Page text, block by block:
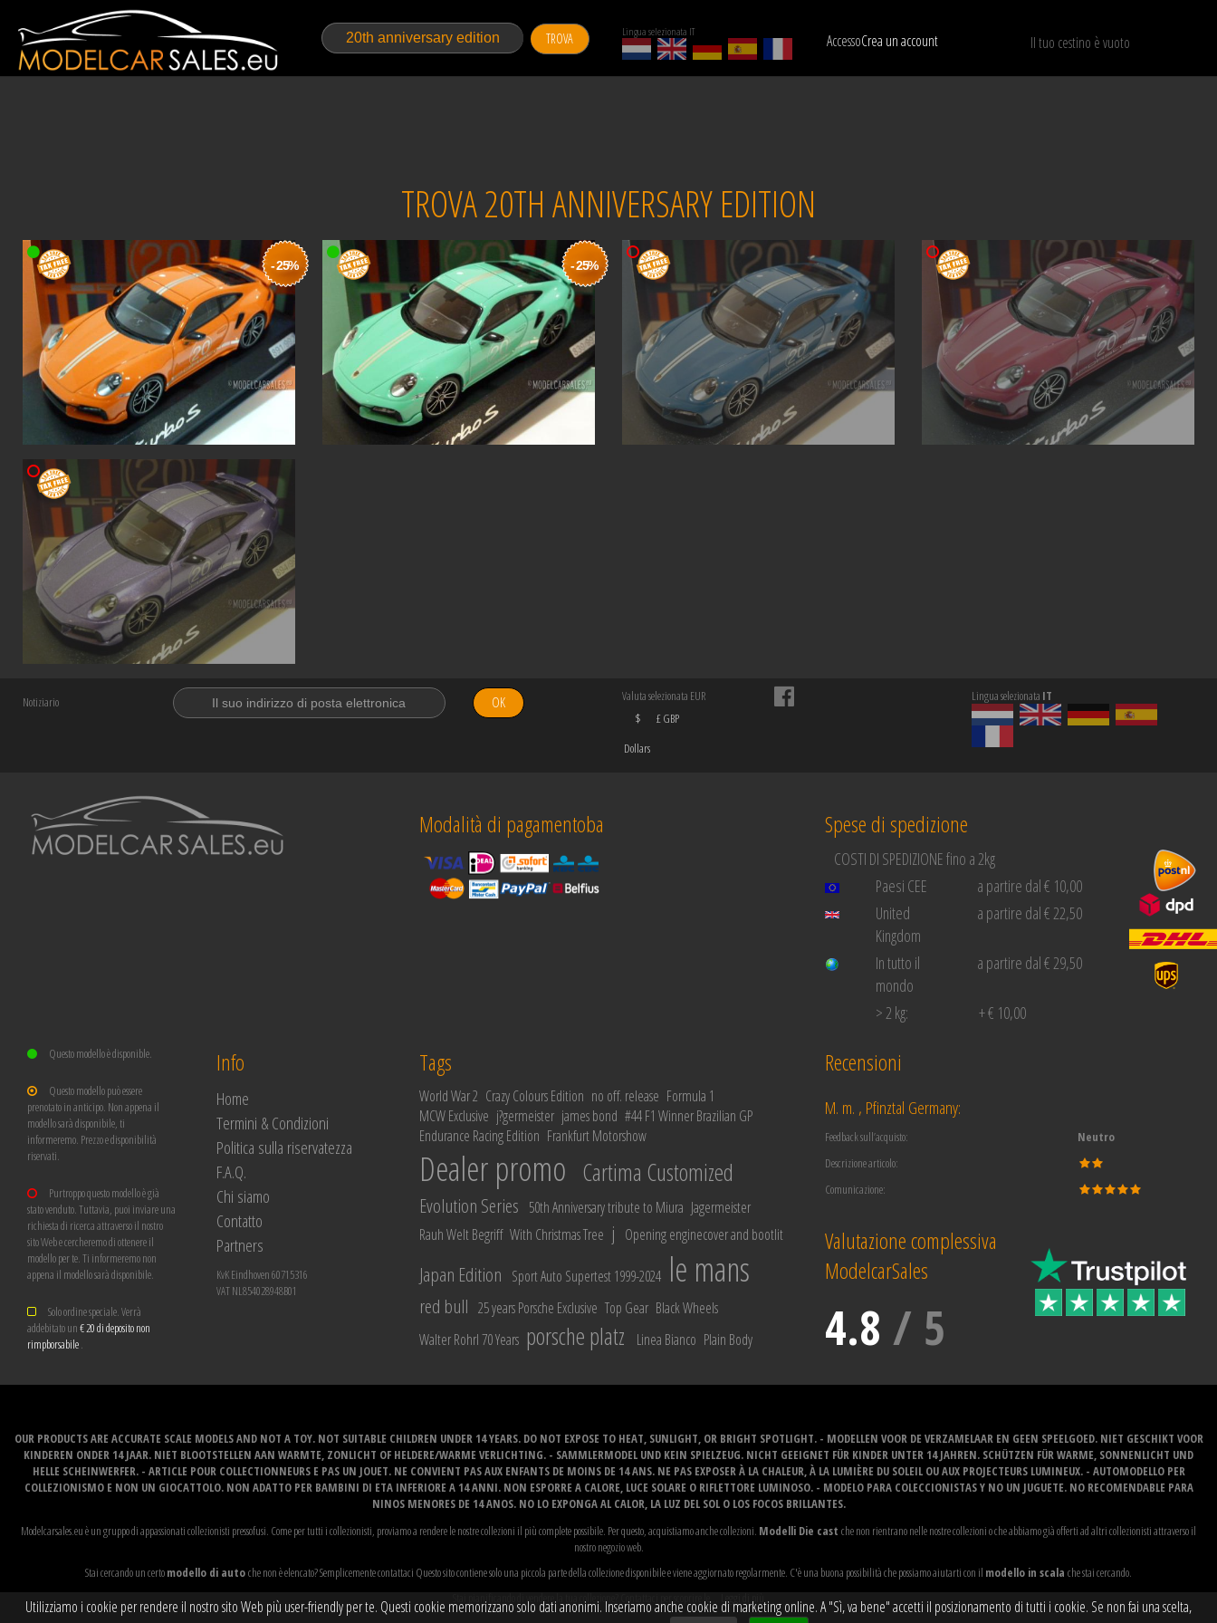
TROVA Lingua selezionata IT AccessoCrea un account Il tuo cestino è vuoto
Mostra solo I modelli disponibili RIPRISTINA
TROVA 20TH ANNIVERSARY EDITION
- 25% - 25%
Notiziario OK
Valuta selezionata EUR
$
Dollars
£ GBP
Lingua selezionata IT
Modalità di pagamentoba Spese di spedizione
COSTI DI SPEDIZIONE fino a 2kg
Paesi CEE
a partire dal € 10,00
United
Kingdom
a partire dal € 22,50
In tutto il
mondo
a partire dal € 29,50
> 2 kg: + € 10,00
Questo modello è disponible.
Questo modello può essere
prenotato in anticipo. Non appena il
modello sarà disponibile, ti
informeremo. Prezzo e disponibilità
riservati.
Purtroppo questo modello è già
stato venduto. Tuttavia, puoi inviare una
richiesta di ricerca attraverso il nostro
sito Web e cercheremo di ottenere il
modello per te. Ti informeremo non
appena il modello sarà disponibile.
Solo ordine speciale. Verrà
addebitato un€ 20 di deposito non
rimpborsabile.
Info
Home
Termini & Condizioni
Politica sulla riservatezza
F.A.Q.
Chi siamo
Contatto
Partners
KvK Eindhoven 60715316
VAT NL854028948B01
Tags
World War 2 Crazy Colours Edition no off. release Formula 1
MCW Exclusive j?germeister james bond #44 F1 Winner Brazilian GP
Endurance Racing Edition Frankfurt Motorshow
Dealer promo Cartima Customized
Evolution Series 50th Anniversary tribute to Miura Jagermeister
Rauh Welt Begriff With Christmas Tree j Opening enginecover and bootlit
Japan Edition Sport Auto Supertest 1999-2024 le mans
red bull 25 years Porsche Exclusive Top Gear Black Wheels
Walter Rohrl 70 Years porsche platz Linea Bianco Plain Body
Recensioni
M. m. , Pfinztal Germany:
Feedback sull’acquisto:
Neutro
Descrizione articolo:
Comunicazione:
Valutazione complessiva
ModelcarSales
4.8 / 5
OUR PRODUCTS ARE ACCURATE SCALE MODELS AND NOT A TOY. NOT SUITABLE CHILDREN UNDER 14 YEARS. DO NOT EXPOSE TO HEAT, SUNLIGHT, OR BRIGHT SPOTLIGHT. - MODELLEN VOOR DE VERZAMELAAR EN GEEN SPEELGOED. NIET GESCHIKT VOOR
KINDEREN ONDER 14 JAAR. NIET BLOOTSTELLEN AAN WARMTE, ZONLICHT OF HELDERE/WARME VERLICHTING. - SAMMLERMODEL UND KEIN SPIELZEUG. NICHT GEEIGNET FÜR KINDER UNTER 14 JAHREN. SCHÜTZEN FÜR WARME, SONNENLICHT UND
HELLE SCHEINWERFER. - ARTICLE POUR COLLECTIONNEURS E PAS UN JOUET. NE CONVIENT PAS AUX ENFANTS DE MOINS DE 14 ANS. NE PAS EXPOSER À LA CHALEUR, À LA LUMIÈRE DU SOLEIL OU AUX PROJECTEURS LUMINEUX. - AUTOMODELLO PER
COLLEZIONISMO E NON UN GIOCATTOLO. NON ADATTO PER BAMBINI DI ETA INFERIORE A 14 ANNI. NON ESPORRE A CALORE, LUCE SOLARE O RIFLETTORE LUMINOSO. - MODELO PARA COLECCIONISTAS Y NO UN JUGUETE. NO RECOMENDABLE PARA
NINOS MENORES DE 14 ANOS. NO LO EXPONGA AL CALOR, LA LUZ DEL SOL O LOS FOCOS BRILLANTES.
Modelcarsales.eu è un gruppo di appassionati collezionisti pressofusi. Come per tutti i collezionisti, proviamo a rendere le nostre collezioni il più complete possibile. Per questo, acquistiamo anche collezioni. Modelli Die cast che non rientrano nelle nostre collezioni o che abbiamo già offerti ad altri collezionisti attraverso il
nostro negozio web.
Stai cercando un certomodello di autoche non è elencato? Semplicemente contattaci Questo sito contiene solo una piccola parte della collezione disponibile e viene aggiornato regolarmente. C'è una buona possibilità che possiamo aiutarti con il modello in scala che stai cercando.
Stai pianificando di vendere la tua collezione? Contattaci per scoprire le...
Leggi di più
Utilizziamo i cookie per rendere il nostro sito Web più user-friendly per te. Questi cookie memorizzano solo dati anonimi. Inseriamo anche cookie di marketing online. A "Sì, va bene" accetti il ​​posizionamento di tutti i cookie. Se non fai una scelta,